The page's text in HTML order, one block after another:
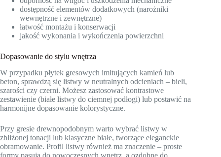
dostępność elementów dodatkowych (narożniki
wewnętrzne i zewnętrzne)
łatwość montażu i konserwacji
jakość wykonania i wykończenia powierzchni
Dopasowanie do stylu wnętrza
W przypadku płytek gresowych imitujących kamień lub
beton, sprawdzą się listwy w neutralnych odcieniach – bieli,
szarości czy czerni. Możesz zastosować kontrastowe
zestawienie (białe listwy do ciemnej podłogi) lub postawić na
harmonijne dopasowanie kolorystyczne.
Przy gresie drewnopodobnym warto wybrać listwy w
zbliżonej tonacji lub klasyczne białe, tworzące eleganckie
obramowanie. Profil listwy również ma znaczenie – proste
formy pasują do nowoczesnych wnętrz, a ozdobne do